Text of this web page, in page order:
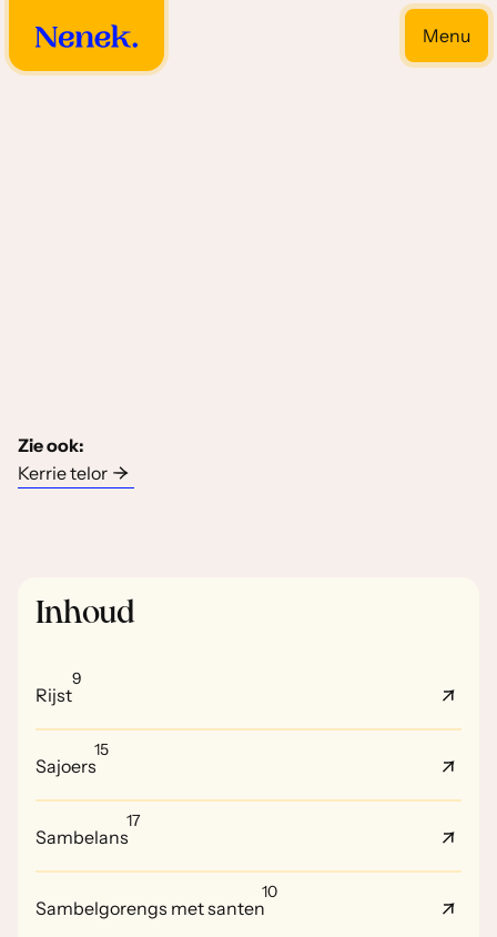
Menu
Zie ook:
Kerrie telor
Inhoud
Rijst
9
Sajoers
15
Sambelans
17
Sambelgorengs met santen
10